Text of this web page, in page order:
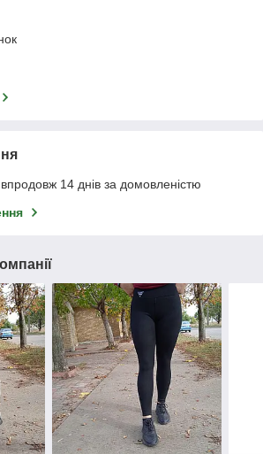
14 днів за домовленістю